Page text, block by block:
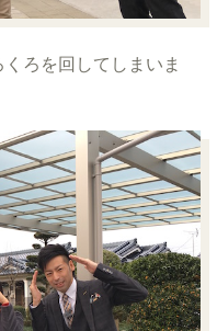
ろを回してしまいま